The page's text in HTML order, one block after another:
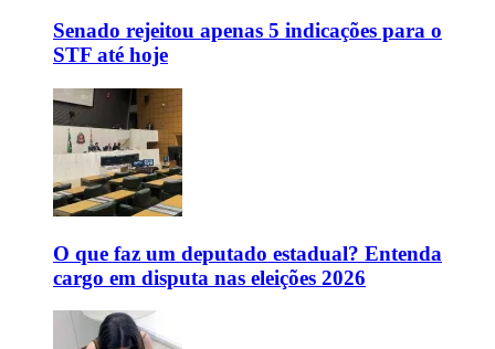
Senado rejeitou apenas 5 indicações para o
STF até hoje
O que faz um deputado estadual? Entenda
cargo em disputa nas eleições 2026